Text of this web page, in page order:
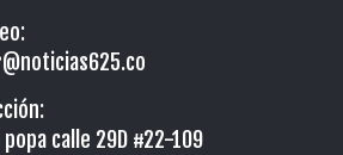
popa calle 29D #22-109